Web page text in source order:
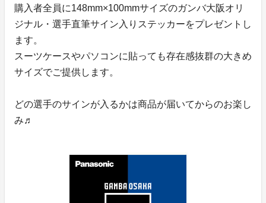
購入者全員に148mm×100mmサイズのガンバ大阪オリ
ジナル・選手直筆サイン入りステッカーをプレゼントし
ます。
スーツケースやパソコンに貼っても存在感抜群の大きめ
サイズでご提供します。
どの選手のサインが入るかは商品が届いてからのお楽し
み♬